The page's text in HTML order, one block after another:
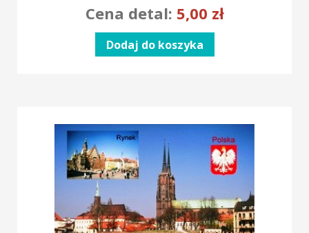
Cena detal: 5,00 zł
Dodaj do koszyka